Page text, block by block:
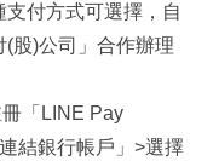
付方式可選擇，自
股)公司」合作辦理
「LINE Pay
結銀行帳戶」>選擇